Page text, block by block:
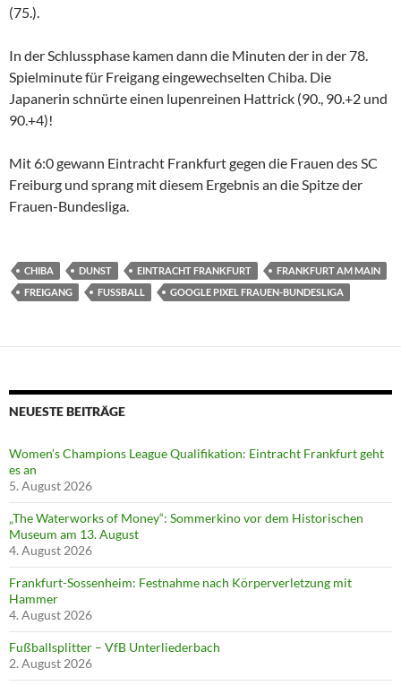
(75.).
In der Schlussphase kamen dann die Minuten der in der 78.
Spielminute für Freigang eingewechselten Chiba. Die
Japanerin schnürte einen lupenreinen Hattrick (90., 90.+2 und
90.+4)!
Mit 6:0 gewann Eintracht Frankfurt gegen die Frauen des SC
Freiburg und sprang mit diesem Ergebnis an die Spitze der
Frauen-Bundesliga.
CHIBA DUNST EINTRACHT FRANKFURT
FRANKFURT AM MAIN
FREIGANG
FUSSBALL GOOGLE PIXEL FRAUEN-BUNDESLIGA
NEUESTE BEITRÄGE
Women’s Champions League Qualifikation: Eintracht Frankfurt geht
es an
5. August 2026
„The Waterworks of Money“: Sommerkino vor dem Historischen
Museum am 13. August
4. August 2026
Frankfurt-Sossenheim: Festnahme nach Körperverletzung mit
Hammer
4. August 2026
Fußballsplitter – VfB Unterliederbach
2. August 2026